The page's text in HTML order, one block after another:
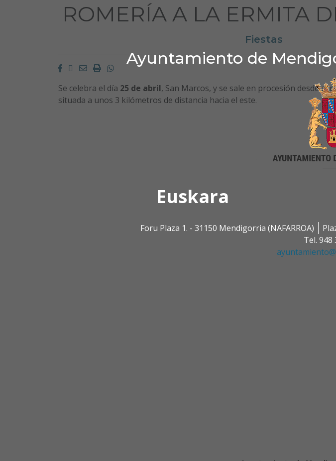
Ayuntamiento de
Euskara
Foru Plaza 1. - 31150 Mendigorria (NAFARROA)
Tel. 948
ROMERÍA A LA ERMITA
Fiestas
Facebook
Twitter
EmailImprimirWhatsapp
Se celebra el día 25 de abril, San Marcos, y se sale en procesión desde el
situada a unos 3 kilómetros de distancia hacia el este.